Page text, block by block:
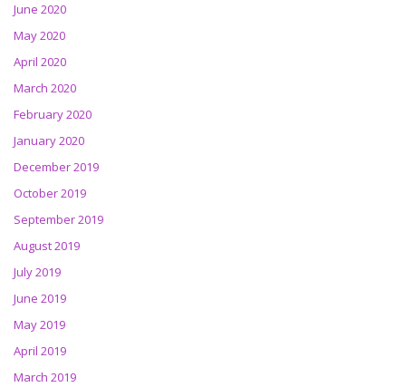
June 2020
May 2020
April 2020
March 2020
February 2020
January 2020
December 2019
October 2019
September 2019
August 2019
July 2019
June 2019
May 2019
April 2019
March 2019